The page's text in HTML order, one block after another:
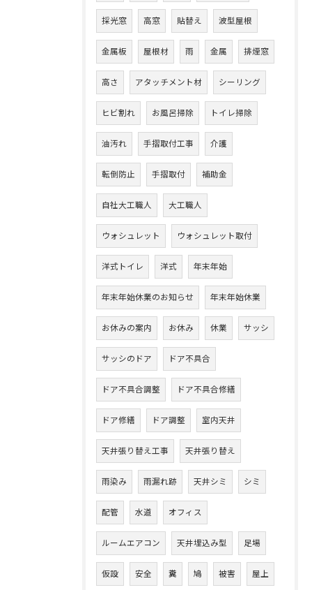
採光窓 高窓 貼替え 波型屋根
金属板 屋根材 雨 金属 排煙窓
高さ アタッチメント材 シーリング
ヒビ割れ お風呂掃除 トイレ掃除
油汚れ 手摺取付工事 介護
転倒防止 手摺取付 補助金
自社大工職人 大工職人
ウォシュレット ウォシュレット取付
洋式トイレ 洋式 年末年始
年末年始休業のお知らせ 年末年始休業
お休みの案内 お休み 休業 サッシ
サッシのドア ドア不具合
ドア不具合調整 ドア不具合修繕
ドア修繕 ドア調整 室内天井
天井張り替え工事 天井張り替え
雨染み 雨漏れ跡 天井シミ シミ
配管 水道 オフィス
ルームエアコン 天井埋込み型 足場
仮設 安全 糞 鳩 被害 屋上